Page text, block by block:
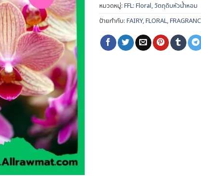
หมวดหมู่: FFL: Floral, วัตถุดิบหัวน้ำหอม
ป้ายกำกับ: FAIRY,FLORAL,